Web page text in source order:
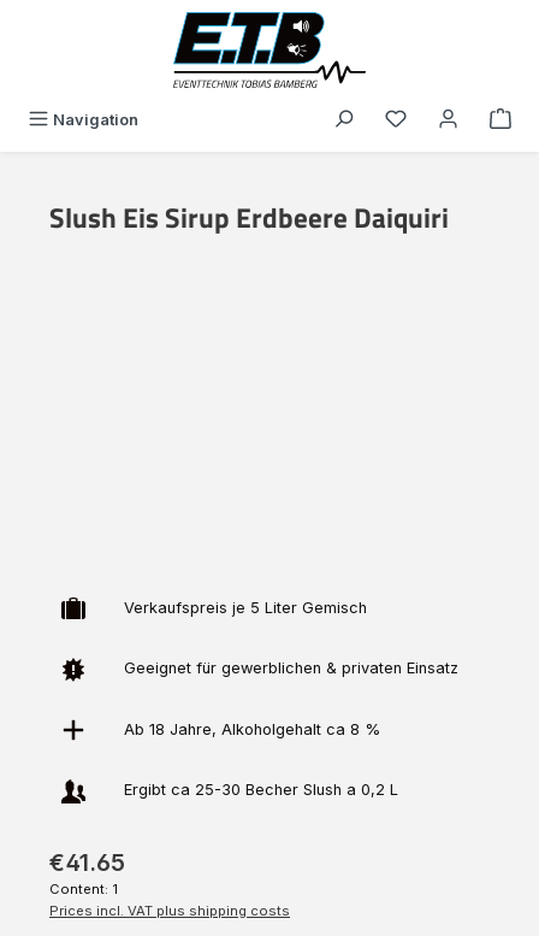
Navigation You have 0
Slush Eis Sirup Erdbeere Daiquiri
Verkaufspreis je 5 Liter Gemisch
Geeignet für gewerblichen & privaten Einsatz
Ab 18 Jahre, Alkoholgehalt ca 8 %
Ergibt ca 25-30 Becher Slush a 0,2 L
€41.65
Content: 1
Prices incl. VAT plus shipping costs